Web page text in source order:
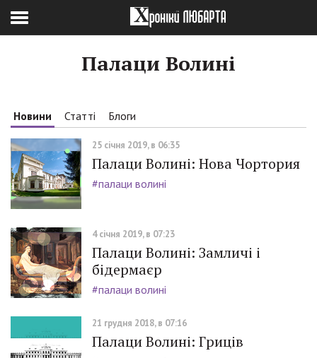
Палаци Волині
Новини Статті Блоги
25 січня 2019, в 06:35
Палаци Волині: Нова Чортория
#палаци волині
4 січня 2019, в 07:23
Палаци Волині: Замличі і
бідермаєр
#палаци волині
21 грудня 2018, в 07:16
Палаци Волині: Гриців